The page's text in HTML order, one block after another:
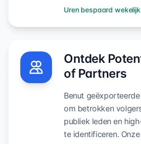
Uren bespaard
Ontdek
of Partners
Benut
om betrokken
publiek leden en
te identificeren.